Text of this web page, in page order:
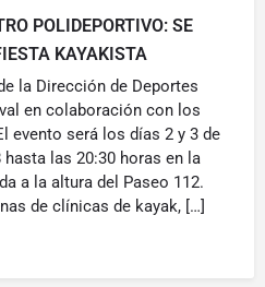
POLIDEPORTIVO: SE
KAYAKISTA
la Dirección de Deportes
en colaboración con los
evento será los días 2 y 3 de
las 20:30 horas en la
a la altura del Paseo 112.
de clínicas de kayak, […]